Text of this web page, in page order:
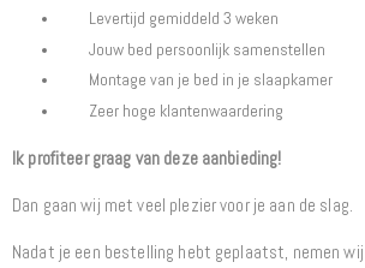
Levertijd gemiddeld 3 weken
Jouw bed persoonlijk samenstellen
Montage van je bed in je slaapkamer
Zeer hoge klantenwaardering
Ik profiteer graag van deze aanbieding!
Dan gaan wij met veel plezier voor je aan de slag.
Nadat je een bestelling hebt geplaatst, nemen